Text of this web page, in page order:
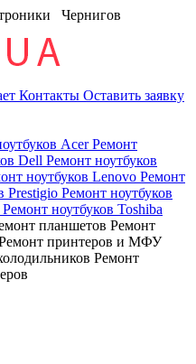
Чернигов
Контакты Оставить заявку
AcerРемонт
Dell Ремонт ноутбуков
ноутбуков Lenovo Ремонт
Prestigio Ремонт ноутбуков
Ремонт ноутбуков Toshiba
планшетов Ремонт
принтеров и МФУ
Ремонт